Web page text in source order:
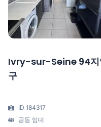
Ivry-sur-Seine 94지
구
ID 184317
공동 임대